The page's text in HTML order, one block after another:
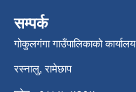
सम्पर्क
गोकुलगंगा गाउँपालिकाको कार्यालय
रस्नालु, रामेछाप